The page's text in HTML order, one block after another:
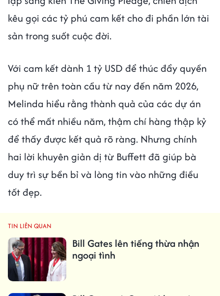
kêu gọi các tỷ phú cam kết cho đi phần lớn tài
sản trong suốt cuộc đời.
Với cam kết dành 1 tỷ USD để thúc đẩy quyền
phụ nữ trên toàn cầu từ nay đến năm 2026,
Melinda hiểu rằng thành quả của các dự án
có thể mất nhiều năm, thậm chí hàng thập kỷ
để thấy được kết quả rõ ràng. Nhưng chính
hai lời khuyên giản dị từ Buffett đã giúp bà
duy trì sự bền bỉ và lòng tin vào những điều
tốt đẹp.
TIN LIÊN QUAN
Bill Gates lên tiếng thừa nhận
ngoại tình